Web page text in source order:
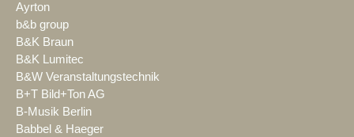
Ayrton
b&b group
B&K Braun
B&K Lumitec
B&W Veranstaltungstechnik
B+T Bild+Ton AG
B-Musik Berlin
Babbel & Haeger